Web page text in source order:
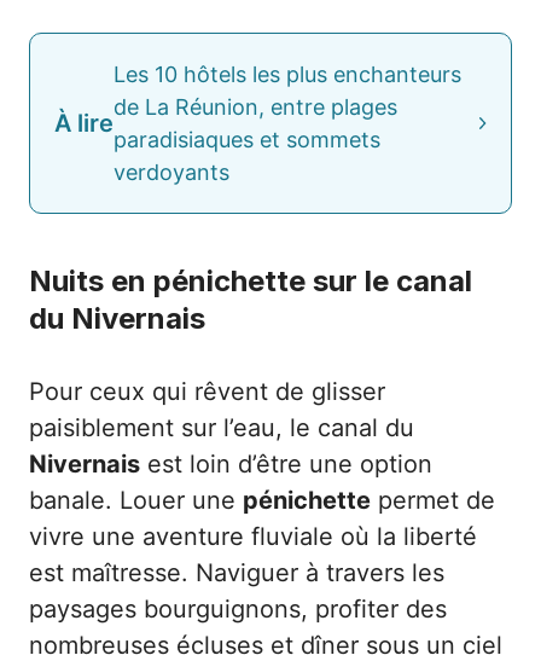
À lire
Les 10 hôtels les plus enchanteurs
de La Réunion, entre plages
paradisiaques et sommets
verdoyants
Nuits en pénichette sur le canal
du Nivernais
Pour ceux qui rêvent de glisser
paisiblement sur l’eau, le canal du
Nivernais est loin d’être une option
banale. Louer une pénichette permet de
vivre une aventure fluviale où la liberté
est maîtresse. Naviguer à travers les
paysages bourguignons, profiter des
nombreuses écluses et dîner sous un ciel